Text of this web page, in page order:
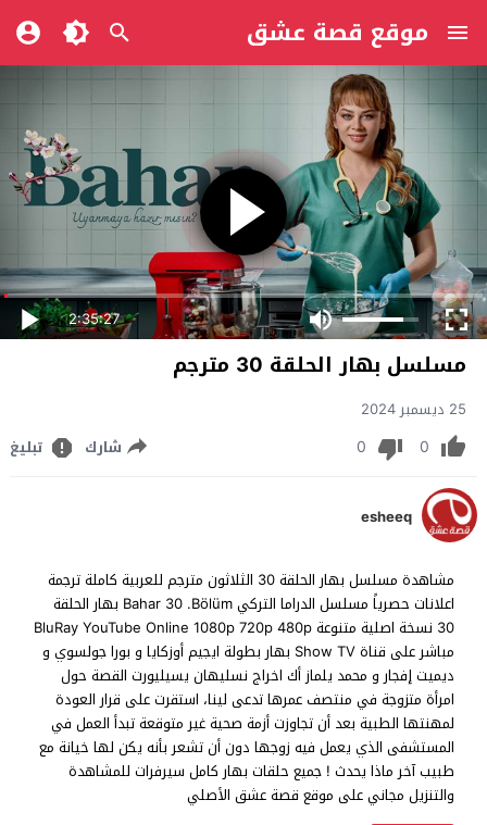
موقع قصة عشق
2:35:27
مسلسل بهار الحلقة 30 مترجم
25 ديسمبر 2024
0
0 شارك تبليغ
esheeq
مشاهدة مسلسل بهار الحلقة 30 الثلاثون مترجم للعربية كاملة ترجمة
اعلانات حصرياً مسلسل الدراما التركي Bahar 30 .Bölüm بهار الحلقة
30 نسخة اصلية متنوعة BluRay YouTube Online 1080p 720p 480p
مباشر على قناة Show TV بهار بطولة ايجيم أوزكايا و بورا جولسوي و
ديميت إفجار و محمد يلماز أك اخراج نسليهان يسيليورت القصة حول
امرأة متزوجة في منتصف عمرها تدعى لينا، استقرت على قرار العودة
لمهنتها الطبية بعد أن تجاوزت أزمة صحية غير متوقعة تبدأ العمل في
المستشفى الذي يعمل فيه زوجها دون أن تشعر بأنه يكن لها خيانة مع
طبيب آخر ماذا يحدث ! جميع حلقات بهار كامل سيرفرات للمشاهدة
والتنزيل مجاني على موقع قصة عشق الأصلي